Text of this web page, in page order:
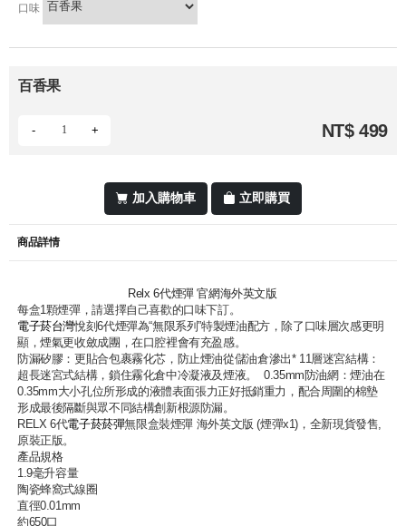
口味
百香果
- + NT$ 499
加入購物車 立即購買
商品詳情
Relx 6代煙彈 官網海外英文版
每盒1顆煙彈，請選擇自己喜歡的口味下訂。
電子菸台灣悅刻6代煙彈為“無限系列”特製煙油配方，除了口味層次感更明
顯，煙氣更收斂成團，在口腔裡會有充盈感。
防漏矽膠：更貼合包裹霧化芯，防止煙油從儲油倉滲出* 11層迷宮結構：
超長迷宮式結構，鎖住霧化倉中冷凝液及煙液。 0.35mm防油網：煙油在
0.35mm大小孔位所形成的液體表面張力正好抵銷重力，配合周圍的棉墊
形成最後隔斷與眾不同結構創新根源防漏。
RELX 6代電子菸菸彈無限盒裝煙彈 海外英文版 (煙彈x1)，全新現貨發售,
原裝正版。
產品規格
1.9毫升容量
陶瓷蜂窩式線圈
直徑0.01mm
約650口